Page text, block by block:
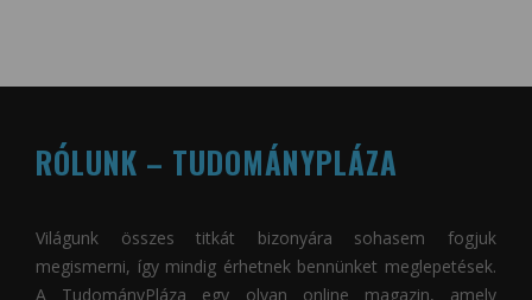
RÓLUNK – TUDOMÁNYPLÁZA
Világunk összes titkát bizonyára sohasem fogjuk
megismerni, így mindig érhetnek bennünket meglepetések.
A TudományPláza egy olyan online magazin, amely